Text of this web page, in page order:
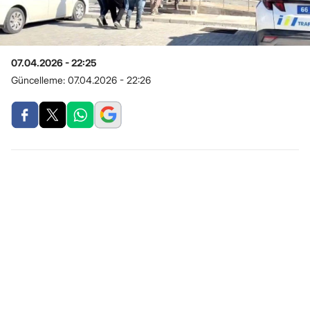
07.04.2026 - 22:25
Güncelleme: 07.04.2026 - 22:26